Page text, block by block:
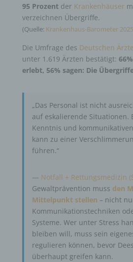
95 Prozentder Krankenhäuser
verzeichnen Übergriffe.
(Quelle: Krankenhaus-Barometer
Die Umfrage des Deutschen
unter 1.619 Ärzten bestätigt:
erlebt, 56% sagen: Die
„Das Personal ist nicht
auf eskalierende Situationen.
Kenntnis und
kann zu einer
führen.“
— Notfall + Rettungsmedizin
Gewaltprävention muss den
Mittelpunkt stellen – nicht
Kommunikationstechniken
Systeme. Wer unter Stress
bleiben will, muss sein
regulieren können, bevor
überhaupt greifen kann.